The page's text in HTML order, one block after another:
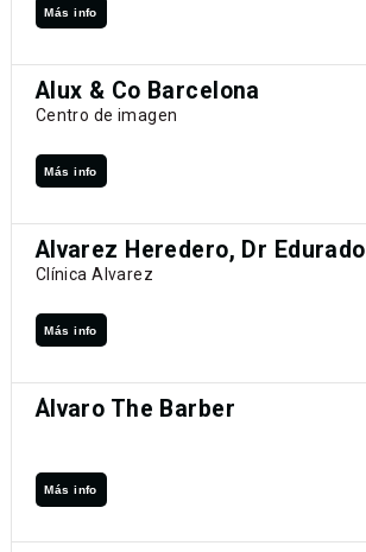
Más info
Alux & Co Barcelona
Centro de imagen
Más info
Alvarez Heredero, Dr Edurado
Clínica Alvarez
Más info
Álvaro The Barber
Más info